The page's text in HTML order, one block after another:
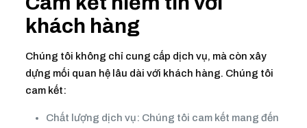
khách hàng
Chúng tôi không chỉ cung cấp dịch vụ, mà còn xây
dựng mối quan hệ lâu dài với khách hàng. Chúng tôi
cam kết:
Chất lượng dịch vụ: Chúng tôi cam kết mang đến